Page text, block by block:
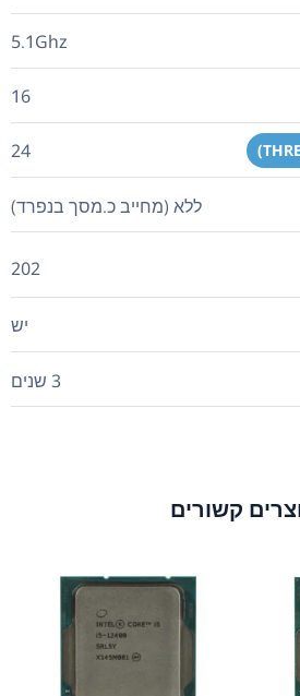
5.1Ghz
16
24
ללא (מחייב כ.מסך בנפרד)
202
יש
3 שנים
קשורים